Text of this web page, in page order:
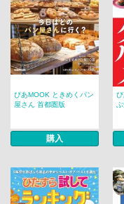
ぴあMOOK ときめくパン
屋さん 首都圏版
購入